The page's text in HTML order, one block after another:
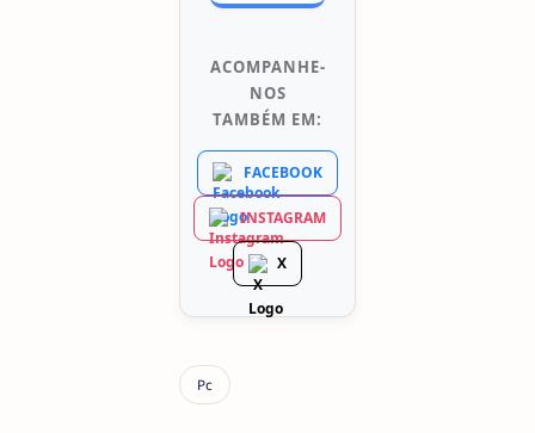
ACOMPANHE-
NOS
TAMBÉM EM:
FACEBOOK
INSTAGRAM
X